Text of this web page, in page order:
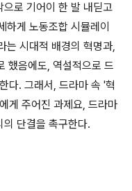
로 기어이 한 발 내딛고
게 노동조합 시뮬레이
는 시대적 배경의 혁명과,
했음에도, 역설적으로 드
다. 그래서, 드라마 속 '혁
게 주어진 과제요, 드라마
단결을 촉구한다.